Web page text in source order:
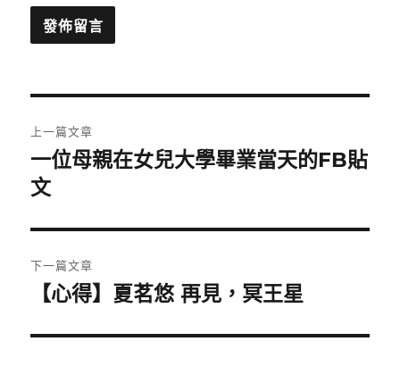
章
導
覽
上一篇文章
上
一
文
章:
一位母親在女兒大學畢業當天的FB貼
文
下一篇文章
篇
【心得】夏茗悠 再見，冥王星